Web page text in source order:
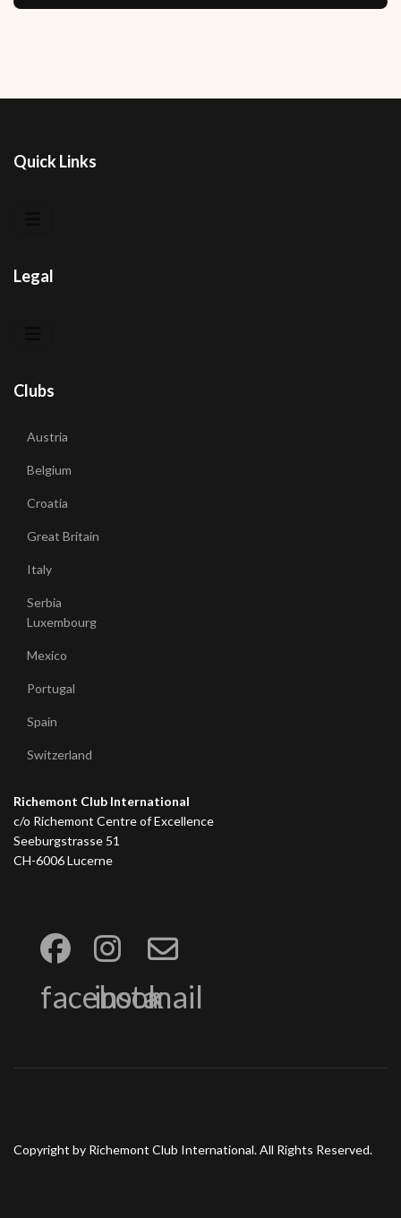
Quick Links
Legal
Clubs
Austria
Belgium
Croatia
Great Britain
Italy
Serbia
Luxembourg
Mexico
Portugal
Spain
Switzerland
Richemont Club International
c/o Richemont Centre of Excellence
Seeburgstrasse 51
CH-6006 Lucerne
facebook
instamail
Copyright by Richemont Club International. All Rights Reserved.